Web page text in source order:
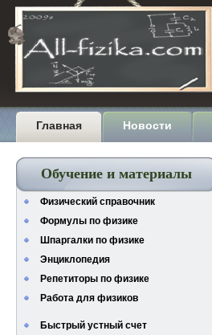
Главная Новости
Обучение и материалы
Физический справочник
Формулы по физике
Шпаргалки по физике
Энциклопедия
Репетиторы по физике
Работа для физиков
Быстрый устный счет